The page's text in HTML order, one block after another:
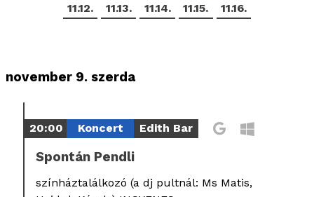
11.12.
11.13. 11.14. 11.15. 11.16.
november 9. szerda
20:00 Koncert Edith Bar
Spontán Pendli
színháztalálkozó (a dj pultnál: Ms Matis,